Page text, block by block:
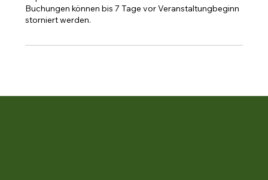
Buchungen können bis 7 Tage vor Veranstaltungbeginn
storniert werden.